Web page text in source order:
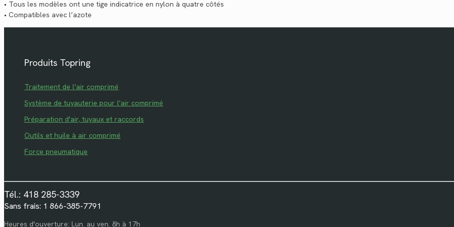
• Tous les modèles ont une tige indicatrice en nylon à quatre côtés
• Compatibles avec l’azote
Produits Topring
Traitement de l'air comprimé
Système de tuyauterie pour l'air comprimé
Préparation d'air, tuyaux et raccords
Outils et huile à air comprimé
Force pneumatique
Tél.: 418 285-3339
Sans frais: 1 866-385-7791
Heures d'ouverture: Lun. au ven. 8h à 17h